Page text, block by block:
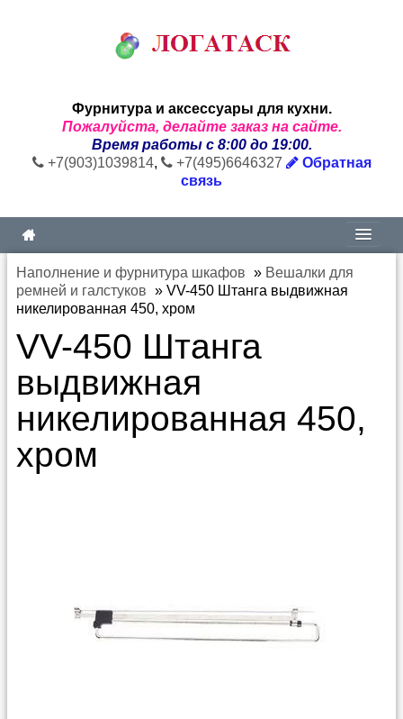
Фурнитура и аксессуары для кухни.
Пожалуйста, делайте заказ на сайте.
Время работы с 8:00 до 19:00.
+7(903)1039814, +7(495)6646327
Обратная
связь
Наполнение и фурнитура шкафов » Вешалки для
ремней и галстуков » VV-450 Штанга выдвижная
никелированная 450, хром
VV-450 Штанга
выдвижная
никелированная 450,
хром